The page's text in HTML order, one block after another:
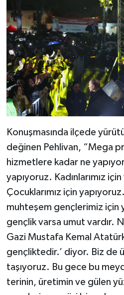
Konuşmasında ilçede
değinen Pehlivan, “Mega
hizmetlere kadar ne
yapıyoruz. Kadınlarımız
Çocuklarımız için
muhteşem gençlerimiz için
gençlik varsa umut vardır.
Gazi Mustafa Kemal
gençliktedir.’ diyor. Biz de
taşıyoruz. Bu gece bu
terinin, üretimin ve gülen